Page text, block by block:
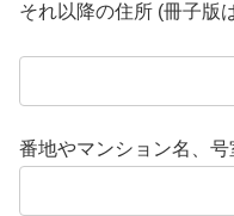
それ以降の住所 (冊子版
番地やマンション名、